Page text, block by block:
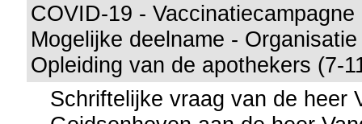
COVID-19 -
Mogelijke deelname -
Opleiding van de apothekers (7-
Schriftelijke vraag van de heer